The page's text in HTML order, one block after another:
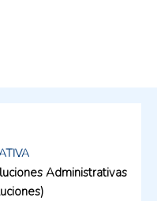
Administrativas